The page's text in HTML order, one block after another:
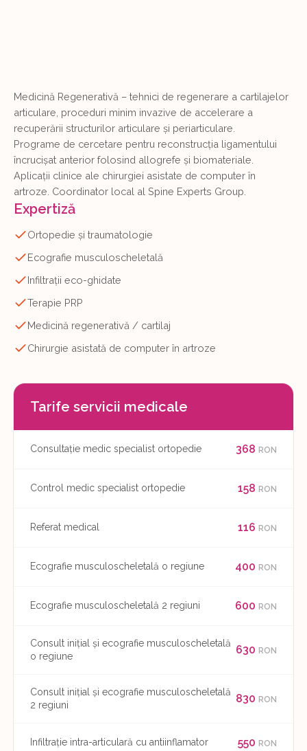
Medicină Regenerativă – tehnici de regenerare a cartilajelor
articulare, proceduri minim invazive de accelerare a
recuperării structurilor articulare și periarticulare.
Programe de cercetare pentru reconstrucția ligamentului
încrucișat anterior folosind allogrefe și biomateriale.
Aplicații clinice ale chirurgiei asistate de computer în
artroze. Coordinator local al Spine Experts Group.
Expertiză
Ortopedie și traumatologie
Ecografie musculoscheletală
Infiltrații eco-ghidate
Terapie PRP
Medicină regenerativă / cartilaj
Chirurgie asistată de computer în artroze
Tarife servicii medicale
Consultație medic specialist ortopedie 368 RON
Control medic specialist ortopedie 158 RON
Referat medical 116 RON
Ecografie musculoscheletală o regiune 400 RON
Ecografie musculoscheletală 2 regiuni 600 RON
Consult inițial și ecografie musculoscheletală
o regiune
630 RON
Consult inițial și ecografie musculoscheletală
2 regiuni
830 RON
Infiltrație intra-articulară cu antiinflamator 550 RON